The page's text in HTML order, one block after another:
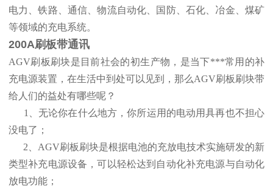
电力、铁路、通信、物流自动化、国防、石化、冶金、煤矿
等领域的充电系统。
200A刷板带通讯
AGV刷板刷块是目前社会的初生产物，是当下***常用的补
充电源装置，在生活中到处可以见到，那么AGV刷板刷块带
给人们的益处有哪些呢？
1、无论你在什么地方，你所运用的电动用具再也不担心
没电了；
2、AGV刷板刷块是根据电池的充放电技术实施研发的新
类型补充电源设备，可以轻松达到自动化补充电源与自动化
放电功能；